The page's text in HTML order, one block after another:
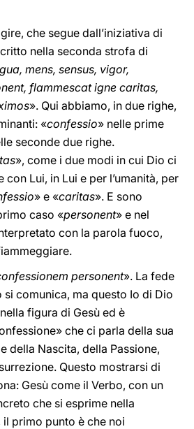
che segue dall’iniziativa di
nella seconda strofa di
mens, sensus, vigor,
flammescat igne caritas,
». Qui abbiamo, in due righe,
«confessio» nelle prime
seconde due righe.
», come i due modi in cui Dio ci
Lui, in Lui e per l’umanità, per
» e «caritas». E sono
caso «personent» e nel
con la parola fuoco,
personent». La fede
si comunica, ma questo Io di Dio
figura di Gesù ed è
che ci parla della sua
della Nascita, della Passione,
Questo mostrarsi di
Gesù come il Verbo, con un
che si esprime nella
il primo punto è che noi